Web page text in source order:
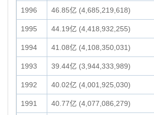
1996 46.85亿 (4,685,219,618)
1995 44.19亿 (4,418,932,255)
1994 41.08亿 (4,108,350,031)
1993 39.44亿 (3,944,333,989)
1992 40.02亿 (4,001,925,030)
1991 40.77亿 (4,077,086,279)